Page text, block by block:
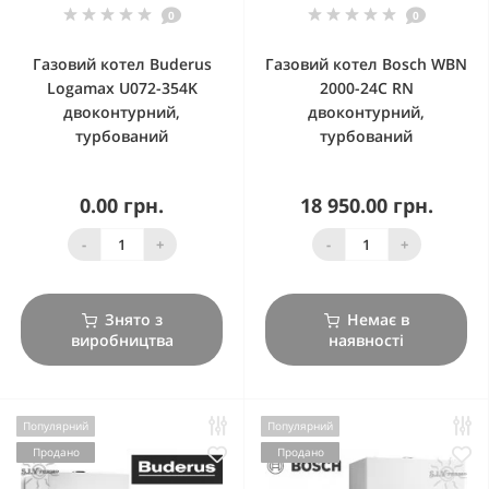
0
Газовий котел Buderus
Logamax U072-354K
двоконтурний,
турбований
0.00 грн.
- +
Знято з
виробництва
0
Газовий котел Bosch WBN
2000-24C RN
двоконтурний,
турбований
18 950.00 грн.
- +
Немає в
наявності
Популярний
Продано
Популярний
Продано